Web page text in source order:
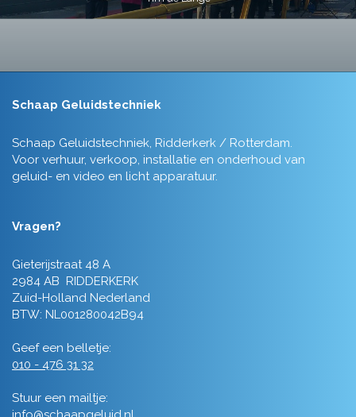
Schaap Geluidstechniek
Schaap Geluidstechniek, Ridderkerk / Rotterdam.
Voor verhuur, verkoop, installatie en onderhoud van
geluid- en video en licht apparatuur.
Vragen?
Gieterijstraat 48 A
2984 AB RIDDERKERK
Zuid-Holland Nederland
BTW: NL001280042B94
Geef een belletje:
010 - 476 31 32
Stuur een mailtje: